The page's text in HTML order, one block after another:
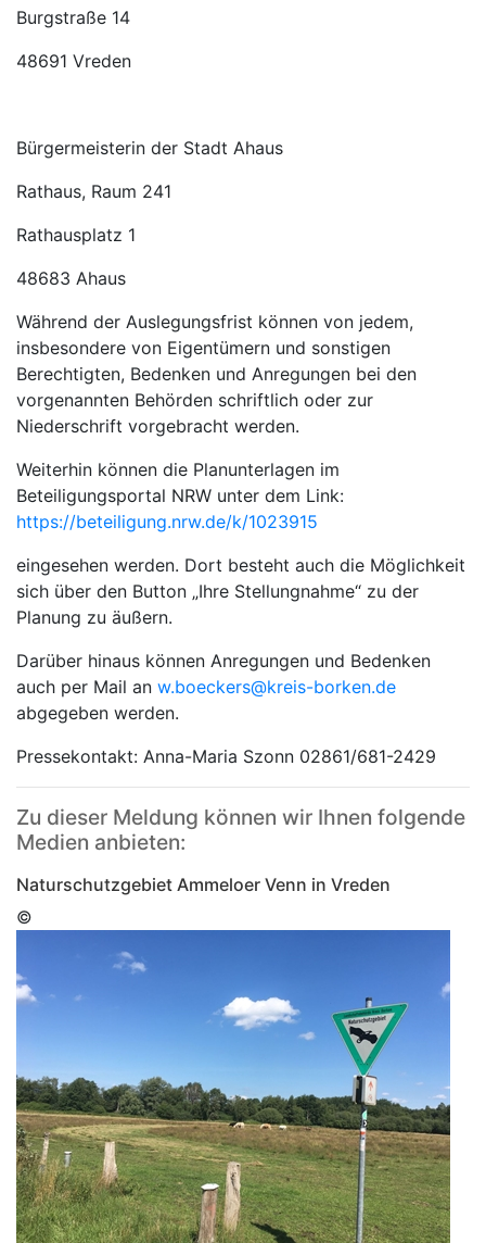
Burgstraße 14
48691 Vreden
Bürgermeisterin der Stadt Ahaus
Rathaus, Raum 241
Rathausplatz 1
48683 Ahaus
Während der Auslegungsfrist können von jedem,
insbesondere von Eigentümern und sonstigen
Berechtigten, Bedenken und Anregungen bei den
vorgenannten Behörden schriftlich oder zur
Niederschrift vorgebracht werden.
Weiterhin können die Planunterlagen im
Beteiligungsportal NRW unter dem Link:
https://beteiligung.nrw.de/k/1023915
eingesehen werden. Dort besteht auch die Möglichkeit
sich über den Button „Ihre Stellungnahme“ zu der
Planung zu äußern.
Darüber hinaus können Anregungen und Bedenken
auch per Mail an w.boeckers@kreis-borken.de
abgegeben werden.
Pressekontakt: Anna-Maria Szonn 02861/681-2429
Zu dieser Meldung können wir Ihnen folgende
Medien anbieten:
Naturschutzgebiet Ammeloer Venn in Vreden
©